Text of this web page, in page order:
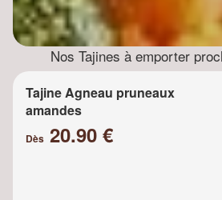
Nos Tajines à emporter
Tajine Agneau pruneaux
amandes
Dès 20.90 €